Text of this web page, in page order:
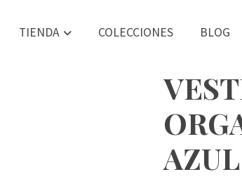
TIENDA COLECCIONES BLOG
AZUL